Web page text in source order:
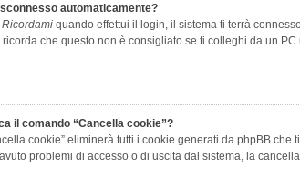
automaticamente?
Ricordamiquando effettui il login, il sistema ti terrà
che questo non è consigliato se ti colleghi da un
il comando “Cancella cookie”?
cookie” eliminerà tutti i cookie generati da phpBB
problemi di accesso o di uscita dal sistema, la